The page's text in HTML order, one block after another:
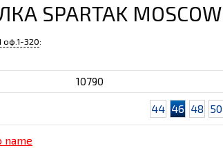
SPARTAK MOSCOW
оф.1-320:
10790
44 46 48 50
name